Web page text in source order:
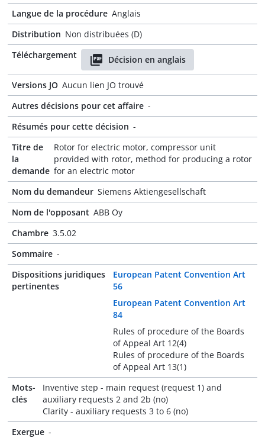
Langue de la procédure Anglais
Distribution Non distribuées (D)
Téléchargement
Décision en anglais
Versions JO Aucun lien JO trouvé
Autres décisions pour cet affaire -
Résumés pour cette décision -
Titre de
la
demande
Rotor for electric motor, compressor unit
provided with rotor, method for producing a rotor
for an electric motor
Nom du demandeur Siemens Aktiengesellschaft
Nom de l'opposant ABB Oy
Chambre 3.5.02
Sommaire -
Dispositions juridiques
pertinentes
European Patent Convention Art
56
European Patent Convention Art
84
Rules of procedure of the Boards
of Appeal Art 12(4)
Rules of procedure of the Boards
of Appeal Art 13(1)
Mots-
clés
Inventive step - main request (request 1) and
auxiliary requests 2 and 2b (no)
Clarity - auxiliary requests 3 to 6 (no)
Exergue -